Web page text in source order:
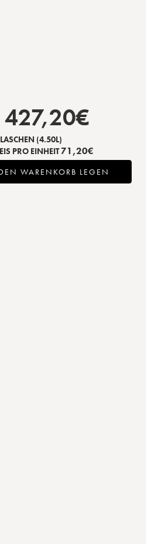
427,20€
(4.50L)
PRO EINHEIT 71,20€
WARENKORB LEGEN